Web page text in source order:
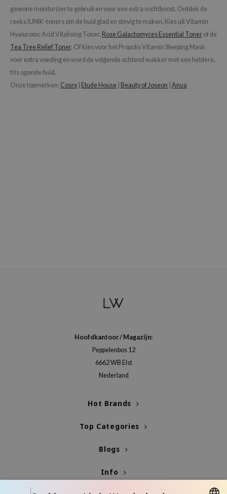
gewone moisturizer te gebruiken voor een extra vochtboost. Ontdek de
reeks iUNIK-toners om de huid glad en stevig te maken. Kies uit Vitamin
Hyaluronic Acid Vitalising Toner, Rose Galactomyces Essential Toner of de
Tea Tree Relief Toner. Of kies voor het Propolis Vitamin Sleeping Mask
voor extra voeding en word de volgende ochtend wakker met een heldere,
fris ogende huid.
Onze topmerken: Cosrx Etude House Beauty of Joseon Anua
Hoofdkantoor / Magazijn:
Peppelenbos 12
6662 WB Elst
Nederland
Hot Brands
Top Categories
Blogs
Info